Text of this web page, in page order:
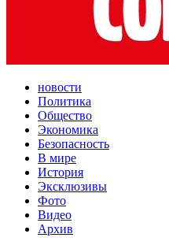
новости
Политика
Общество
Экономика
Безопасность
В мире
История
Эксклюзивы
Фото
Видео
Архив